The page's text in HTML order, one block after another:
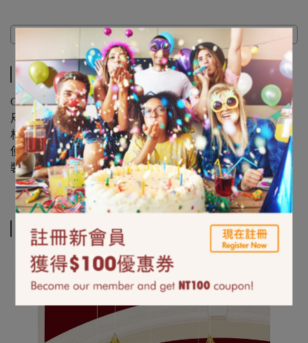
商品介紹
商品介紹
Caribbean Blue Swirl Decorations 12ct
尺寸 : 22in ( 55.88公分 ) / 12入
材質 : PP塑膠
使用3M隱形膠帶或掛鉤固定即可
裝飾於天花板 營造派對熱鬧氛圍
相關商品